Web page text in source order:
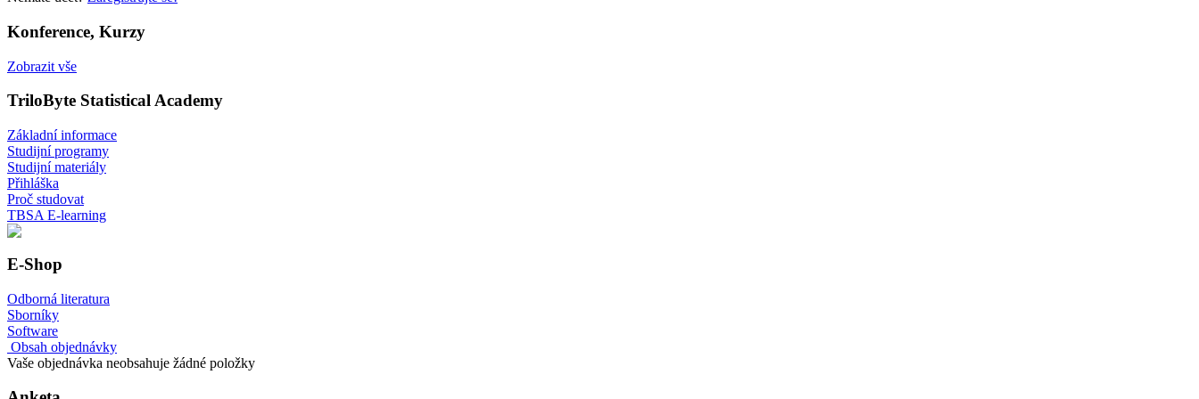
Konference, Kurzy
Zobrazit vše
TriloByte Statistical Academy
Základní informace
Studijní programy
Studijní materiály
Přihláška
Proč studovat
TBSA E-learning
E-Shop
Odborná literatura
Sborníky
Software
Obsah objednávky
Vaše objednávka neobsahuje žádné položky